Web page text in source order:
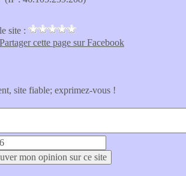
site :
Partager cette page sur Facebook
site fiable; exprimez-vous !